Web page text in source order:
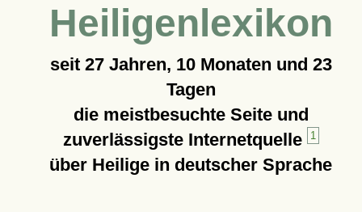
Heiligenlexikon
seit 27 Jahren, 10 Monaten und 23
Tagen
die meistbesuchte Seite und
zuverlässigste Internetquelle
1
über Heilige in deutscher Sprache